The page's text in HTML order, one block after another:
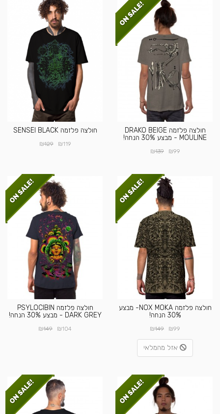
חולצה פלזמה DRAKO BEIGE
MOULINE - מבצע 30% הנחה!
₪99
₪139
חולצה פלזמה SENSEI BLACK
₪119
₪129
חולצה פלזמה NOX MOKA- מבצע
30% הנחה!
₪99
₪149
אזל מהמלאי
חולצה פלזמה PSYLOCIBIN
DARK GREY - מבצע 30% הנחה!
₪104
₪149